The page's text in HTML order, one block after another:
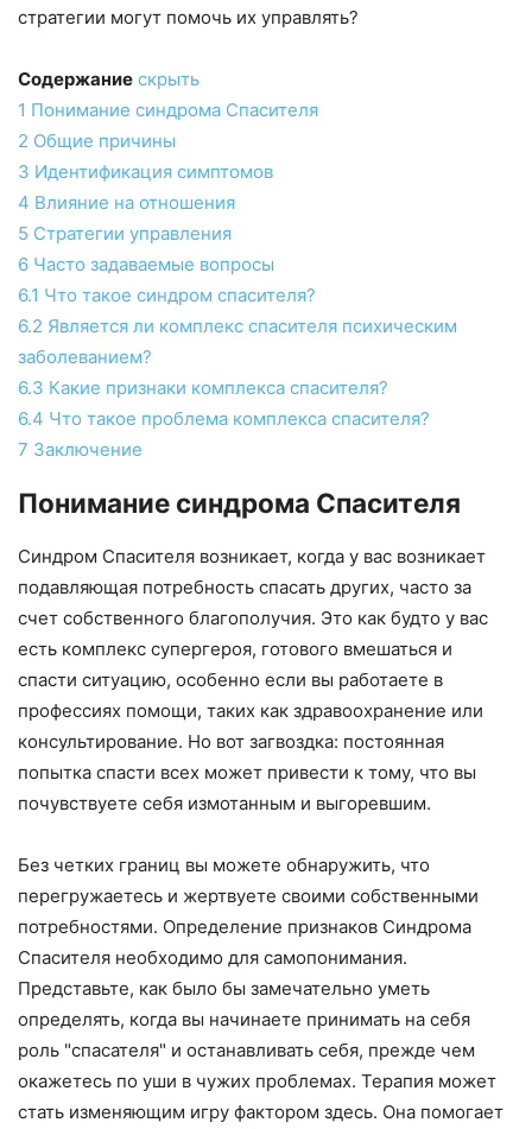
стратегии могут помочь их управлять?
Содержание скрыть
1 Понимание синдрома Спасителя
2 Общие причины
3 Идентификация симптомов
4 Влияние на отношения
5 Стратегии управления
6 Часто задаваемые вопросы
6.1 Что такое синдром спасителя?
6.2 Является ли комплекс спасителя психическим
заболеванием?
6.3 Какие признаки комплекса спасителя?
6.4 Что такое проблема комплекса спасителя?
7 Заключение
Понимание синдрома Спасителя
Синдром Спасителя возникает, когда у вас возникает
подавляющая потребность спасать других, часто за
счет собственного благополучия. Это как будто у вас
есть комплекс супергероя, готового вмешаться и
спасти ситуацию, особенно если вы работаете в
профессиях помощи, таких как здравоохранение или
консультирование. Но вот загвоздка: постоянная
попытка спасти всех может привести к тому, что вы
почувствуете себя измотанным и выгоревшим.
Без четких границ вы можете обнаружить, что
перегружаетесь и жертвуете своими собственными
потребностями. Определение признаков Синдрома
Спасителя необходимо для самопонимания.
Представьте, как было бы замечательно уметь
определять, когда вы начинаете принимать на себя
роль "спасателя" и останавливать себя, прежде чем
окажетесь по уши в чужих проблемах. Терапия может
стать изменяющим игру фактором здесь. Она помогает